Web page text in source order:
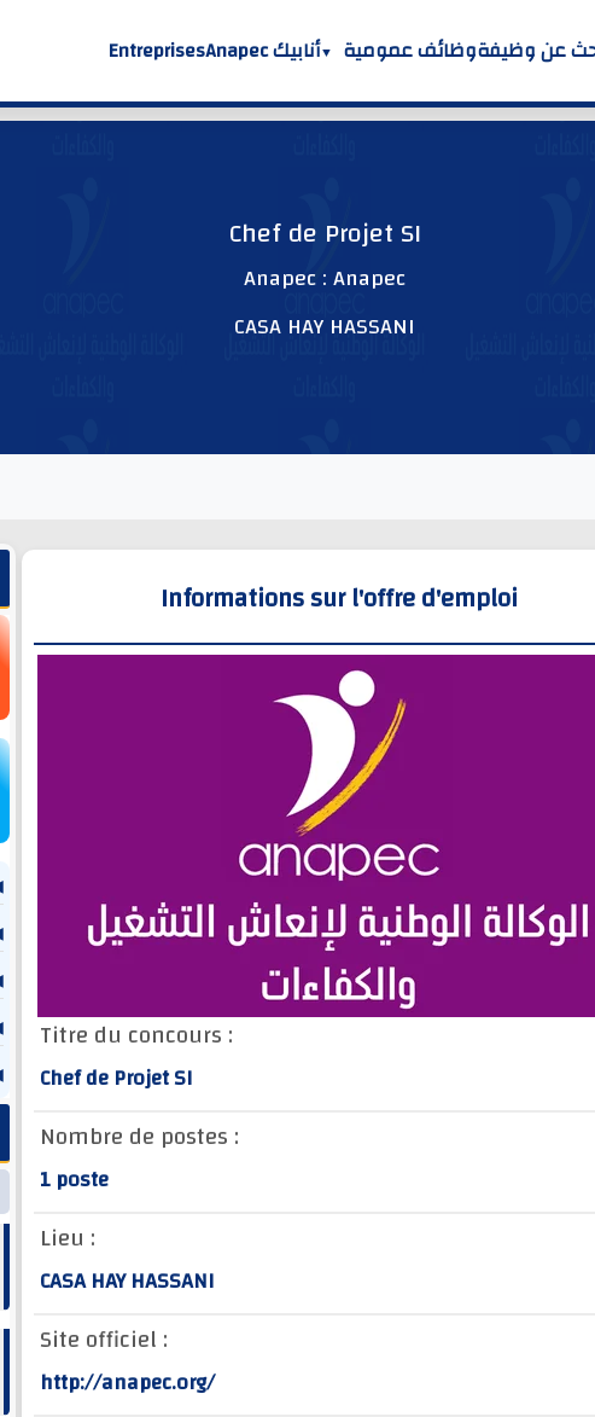
عن وظيفةوظائف عمومية أنابيك Anapec Entreprises
Chef de Projet SI
Anapec : Anapec
CASA HAY HASSANI
Informations sur l'offre d'emploi
Titre du concours :
Chef de Projet SI
Nombre de postes :
1 poste
Lieu :
CASA HAY HASSANI
Site officiel :
http://anapec.org/